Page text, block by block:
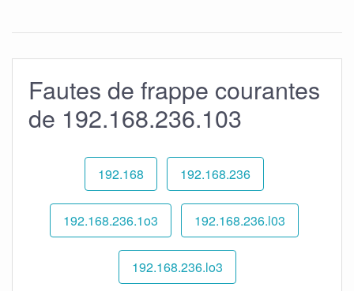
Fautes de frappe courantes
de 192.168.236.103
192.168 192.168.236
192.168.236.1o3 192.168.236.l03
192.168.236.lo3